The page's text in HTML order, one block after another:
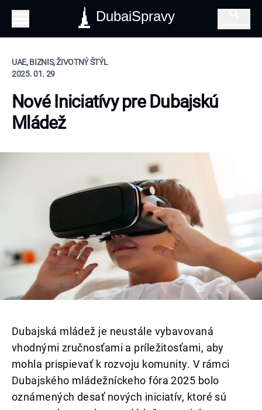
DubaiSpravy
UAE, BIZNIS, ŽIVOTNÝ ŠTÝL
2025. 01. 29
Nové Iniciatívy pre Dubajskú
Mládež
Dubajská mládež je neustále vybavovaná
vhodnými zručnosťami a príležitosťami, aby
mohla prispievať k rozvoju komunity. V rámci
Dubajského mládežníckeho fóra 2025 bolo
oznámených desať nových iniciatív, ktoré sú